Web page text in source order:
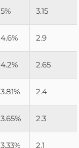
5% 3.15
4.6% 2.9
4.2% 2.65
3.81% 2.4
3.65% 2.3
3.33% 2.1